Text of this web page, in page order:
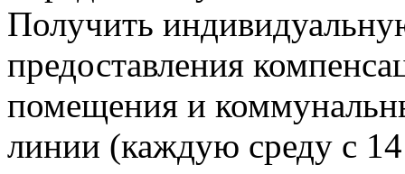
Получить
предоставления
помещения и
линии (каждую среду с